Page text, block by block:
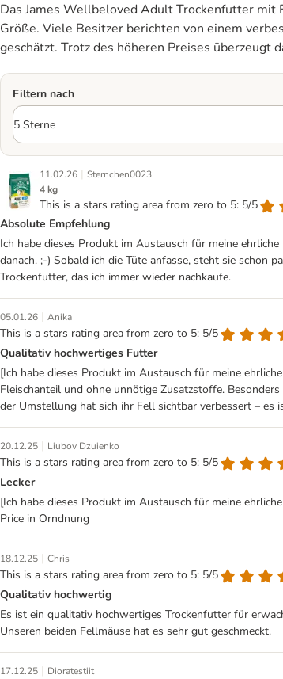
Das James Wellbeloved Adult Trockenfutter mit
Größe. Viele Besitzer berichten von einem
geschätzt. Trotz des höheren Preises überzeugt
Filtern nach
11.02.26 | Sternchen0023
4 kg
This is a stars rating area from zero to 5: 5/5
Absolute Empfehlung
Ich habe dieses Produkt im Austausch für meine
danach. ;-) Sobald ich die Tüte anfasse, steht sie schon
Trockenfutter, das ich immer wieder nachkaufe.
05.01.26 | Anika
This is a stars rating area from zero to 5: 5/5
Qualitativ hochwertiges Futter
[Ich habe dieses Produkt im Austausch für meine
Fleischanteil und ohne unnötige Zusatzstoffe.
der Umstellung hat sich ihr Fell sichtbar verbessert – es
20.12.25 | Liubov Dzuienko
This is a stars rating area from zero to 5: 5/5
Lecker
[Ich habe dieses Produkt im Austausch für meine
Price in Orndnung
18.12.25 | Chris
This is a stars rating area from zero to 5: 5/5
Qualitativ hochwertig
Es ist ein qualitativ hochwertiges Trockenfutter für
Unseren beiden Fellmäuse hat es sehr gut geschmeckt.
17.12.25 | Dioratestiit